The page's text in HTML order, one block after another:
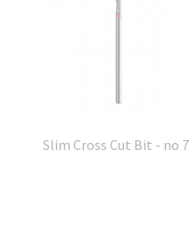
Slim Cross Cut Bit - no 7